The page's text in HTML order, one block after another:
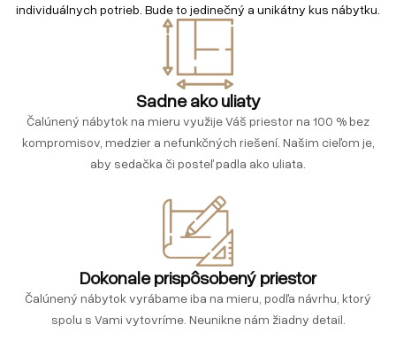
individuálnych potrieb. Bude to jedinečný a unikátny kus nábytku.
Sadne ako uliaty
Čalúnený nábytok na mieru využije Váš priestor na 100 % bez
kompromisov, medzier a nefunkčných riešení. Našim cieľom je,
aby sedačka či posteľ padla ako uliata.
Dokonale prispôsobený priestor
Čalúnený nábytok vyrábame iba na mieru, podľa návrhu, ktorý
spolu s Vami vytovríme. Neunikne nám žiadny detail.